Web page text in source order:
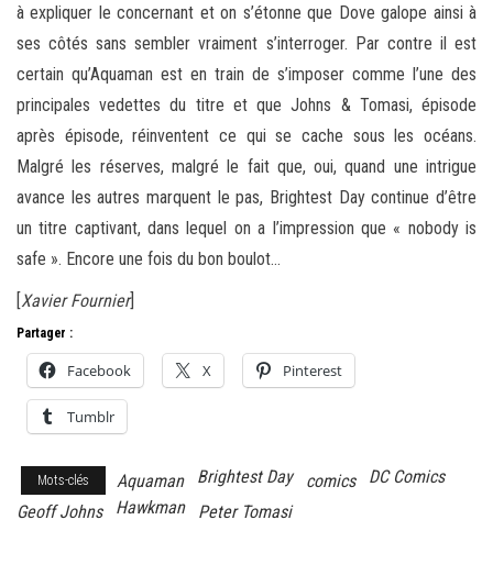
à expliquer le concernant et on s’étonne que Dove galope ainsi à
ses côtés sans sembler vraiment s’interroger. Par contre il est
certain qu’Aquaman est en train de s’imposer comme l’une des
principales vedettes du titre et que Johns & Tomasi, épisode
après épisode, réinventent ce qui se cache sous les océans.
Malgré les réserves, malgré le fait que, oui, quand une intrigue
avance les autres marquent le pas, Brightest Day continue d’être
un titre captivant, dans lequel on a l’impression que « nobody is
safe ». Encore une fois du bon boulot…
[Xavier Fournier]
Partager :
Facebook X Pinterest
Tumblr
Mots-clés Aquaman Brightest Day comics
DC Comics
Geoff Johns
Hawkman Peter Tomasi